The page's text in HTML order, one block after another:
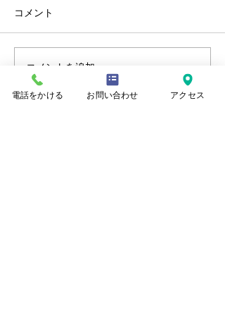
秋建第405号主要地方道新
津村松線（新津本町４丁
目地内）舗装修繕工事
コメント
コメントを追加…
電話をかける お問い合わせ アクセス